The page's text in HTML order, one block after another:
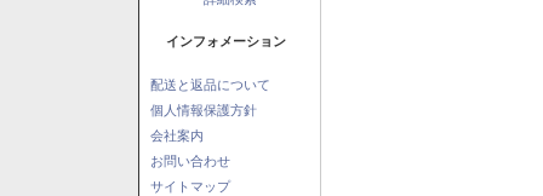
インフォメーション
配送と返品について
個人情報保護方針
会社案内
お問い合わせ
サイトマップ